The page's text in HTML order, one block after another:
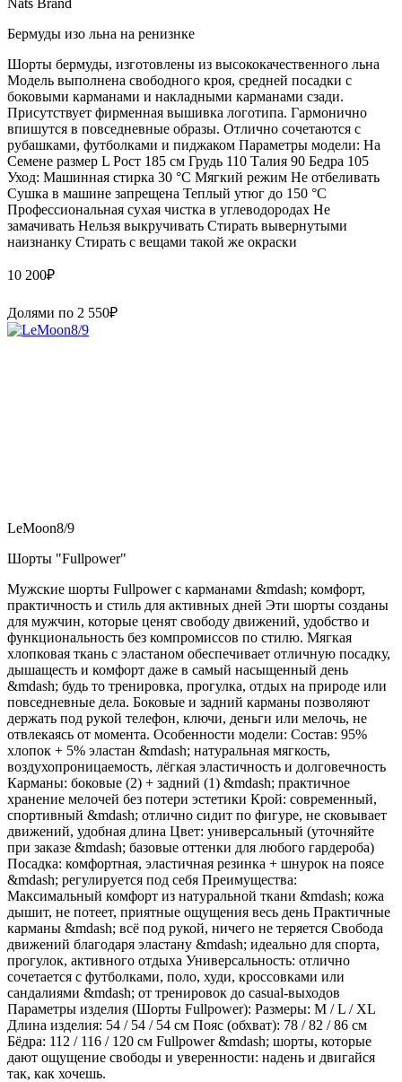
Бермуды изо льна на ренизнке
Шорты бермуды, изготовлены из высококачественного льна
Модель выполнена свободного кроя, средней посадки с
боковыми карманами и накладными карманами сзади.
Присутствует фирменная вышивка логотипа. Гармонично
впишутся в повседневные образы. Отлично сочетаются с
рубашками, футболками и пиджаком Параметры модели: На
Семене размер L Рост 185 см Грудь 110 Талия 90 Бедра 105
Уход: Машинная стирка 30 °С Мягкий режим Не отбеливать
Сушка в машине запрещена Теплый утюг до 150 °С
Профессиональная сухая чистка в углеводородах Не
замачивать Нельзя выкручивать Стирать вывернутыми
наизнанку Стирать с вещами такой же окраски
10 200₽
Долями по 2 550₽
LeMoon8/9
Шорты "Fullpower"
Мужские шорты Fullpower с карманами &mdash; комфорт,
практичность и стиль для активных дней Эти шорты созданы
для мужчин, которые ценят свободу движений, удобство и
функциональность без компромиссов по стилю. Мягкая
хлопковая ткань с эластаном обеспечивает отличную посадку,
дышащесть и комфорт даже в самый насыщенный день
&mdash; будь то тренировка, прогулка, отдых на природе или
повседневные дела. Боковые и задний карманы позволяют
держать под рукой телефон, ключи, деньги или мелочь, не
отвлекаясь от момента. Особенности модели: Состав: 95%
хлопок + 5% эластан &mdash; натуральная мягкость,
воздухопроницаемость, лёгкая эластичность и долговечность
Карманы: боковые (2) + задний (1) &mdash; практичное
хранение мелочей без потери эстетики Крой: современный,
спортивный &mdash; отлично сидит по фигуре, не сковывает
движений, удобная длина Цвет: универсальный (уточняйте
при заказе &mdash; базовые оттенки для любого гардероба)
Посадка: комфортная, эластичная резинка + шнурок на поясе
&mdash; регулируется под себя Преимущества:
Максимальный комфорт из натуральной ткани &mdash; кожа
дышит, не потеет, приятные ощущения весь день Практичные
карманы &mdash; всё под рукой, ничего не теряется Свобода
движений благодаря эластану &mdash; идеально для спорта,
прогулок, активного отдыха Универсальность: отлично
сочетается с футболками, поло, худи, кроссовками или
сандалиями &mdash; от тренировок до casual-выходов
Параметры изделия (Шорты Fullpower): Размеры: M / L / XL
Длина изделия: 54 / 54 / 54 см Пояс (обхват): 78 / 82 / 86 см
Бёдра: 112 / 116 / 120 см Fullpower &mdash; шорты, которые
дают ощущение свободы и уверенности: надень и двигайся
так, как хочешь.